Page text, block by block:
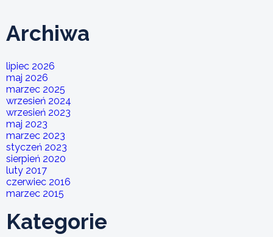
Archiwa
lipiec 2026
maj 2026
marzec 2025
wrzesień 2024
wrzesień 2023
maj 2023
marzec 2023
styczeń 2023
sierpień 2020
luty 2017
czerwiec 2016
marzec 2015
Kategorie